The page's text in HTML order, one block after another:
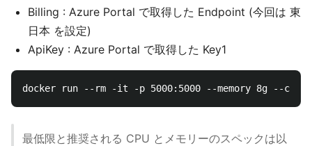
Billing : Azure Portal で取得した Endpoint (今回は 東
日本 を設定)
ApiKey : Azure Portal で取得した Key1
最低限と推奨される CPU とメモリーのスペックは以